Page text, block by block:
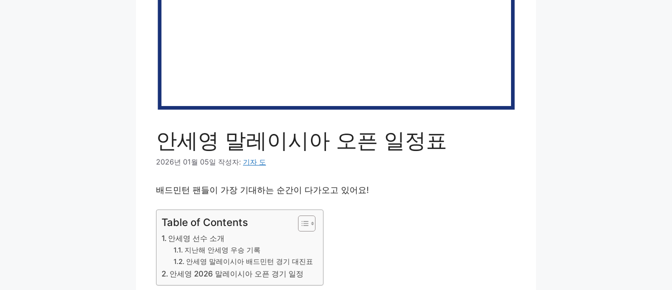
안세영 말레이시아 오픈 일정표
2026년 01월 05일 작성자: 기자 도
배드민턴 팬들이 가장 기대하는 순간이 다가오고 있어요!
Table of Contents
안세영 선수 소개
지난해 안세영 우승 기록
안세영 말레이시아 배드민턴 경기 대진표
안세영 2026 말레이시아 오픈 경기 일정